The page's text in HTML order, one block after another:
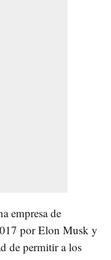
empresa de
por Elon Musk y
de permitir a los